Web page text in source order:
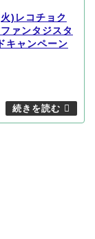
)レコチョク
ァンタジスタ
キャンペーン